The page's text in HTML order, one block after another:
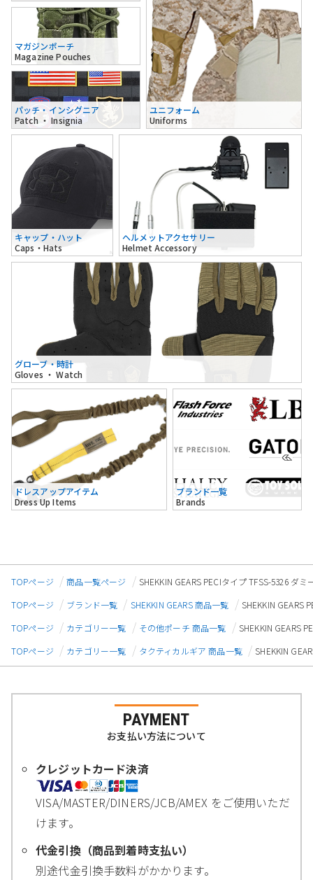
マガジンポーチ
Magazine Pouches
パッチ・インシグニア
Patch ・ Insignia
ユニフォーム
Uniforms
キャップ・ハット
Caps・Hats
ヘルメットアクセサリー
Helmet Accessory
グローブ・時計
Gloves ・ Watch
ドレスアップアイテム
Dress Up Items
ブランド一覧
Brands
TOPページ 商品一覧ページ
SHEKKIN GEARS PECIタイプ TFSS-5326 ダ
TOPページ
ブランド一覧 SHEKKIN GEARS 商品一覧
SHEKKIN GEARS
TOPページ
カテゴリー一覧 その他ポーチ 商品一覧
SHEKKIN GEARS
TOPページ
カテゴリー一覧 タクティカルギア 商品一覧 SHEKKIN
PAYMENT
お支払い方法について
クレジットカード決済
VISA/MASTER/DINERS/JCB/AMEX をご使用いただ
けます。
代金引換（商品到着時支払い）
別途代金引換手数料がかかります。